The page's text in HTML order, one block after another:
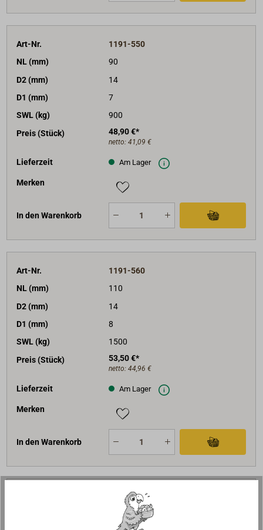
Art-Nr.
1191-550
NL (mm)
90
D2 (mm)
14
D1 (mm)
7
SWL (kg)
900
Preis (Stück)
48,90 €*
netto: 41,09 €
Lieferzeit Am Lager
Merken
In den Warenkorb
Art-Nr.
1191-560
NL (mm)
110
D2 (mm)
14
D1 (mm)
8
SWL (kg)
1500
Preis (Stück)
53,50 €*
netto: 44,96 €
Lieferzeit Am Lager
Merken
In den Warenkorb
1191-561